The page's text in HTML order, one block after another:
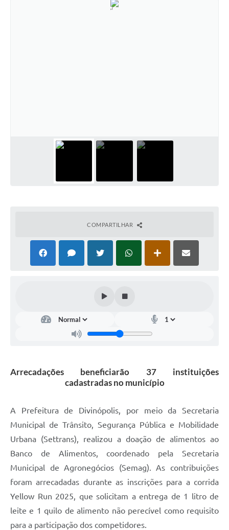
COMPARTILHAR
Arrecadações beneficiarão 37 instituições
cadastradas no município
A Prefeitura de Divinópolis, por meio da Secretaria
Municipal de Trânsito, Segurança Pública e Mobilidade
Urbana (Settrans), realizou a doação de alimentos ao
Banco de Alimentos, coordenado pela Secretaria
Municipal de Agronegócios (Semag). As contribuições
foram arrecadadas durante as inscrições para a corrida
Yellow Run 2025, que solicitam a entrega de 1 litro de
leite e 1 quilo de alimento não perecível como requisito
para a participação dos competidores.